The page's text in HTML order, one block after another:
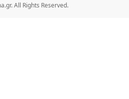
All Rights Reserved.